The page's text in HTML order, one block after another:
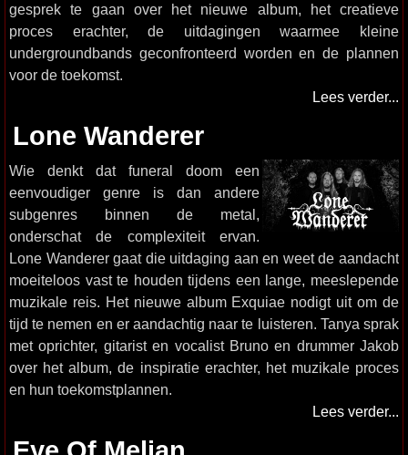
gesprek te gaan over het nieuwe album, het creatieve
proces erachter, de uitdagingen waarmee kleine
undergroundbands geconfronteerd worden en de plannen
voor de toekomst.
Lees verder...
Lone Wanderer
Wie denkt dat funeral doom een
eenvoudiger genre is dan andere
subgenres binnen de metal,
onderschat de complexiteit ervan.
Lone Wanderer gaat die uitdaging aan en weet de aandacht
moeiteloos vast te houden tijdens een lange, meeslepende
muzikale reis. Het nieuwe album Exquiae nodigt uit om de
tijd te nemen en er aandachtig naar te luisteren. Tanya sprak
met oprichter, gitarist en vocalist Bruno en drummer Jakob
over het album, de inspiratie erachter, het muzikale proces
en hun toekomstplannen.
Lees verder...